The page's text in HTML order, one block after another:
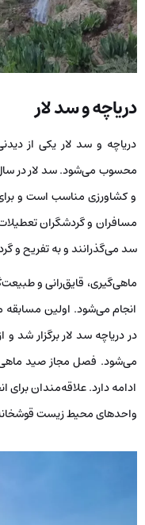
دریاچه و سد لار
دریاچه و سد لار یکی از
و کشاورزی مناسب است و
مسافران و گردشگران تعطیلات
سد می‌گذرانند و به تفریح و
ماهی‌گیری، قایق‌رانی و
می‌شود. فصل مجاز صید ماهی
ادامه دارد. علاقه‌مندان برای
واحد‌های محیط زیست